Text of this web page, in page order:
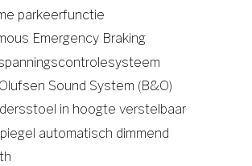
parkeerfunctie
Emergency Braking
Sound System (B&O)
in hoogte verstelbaar
automatisch dimmend